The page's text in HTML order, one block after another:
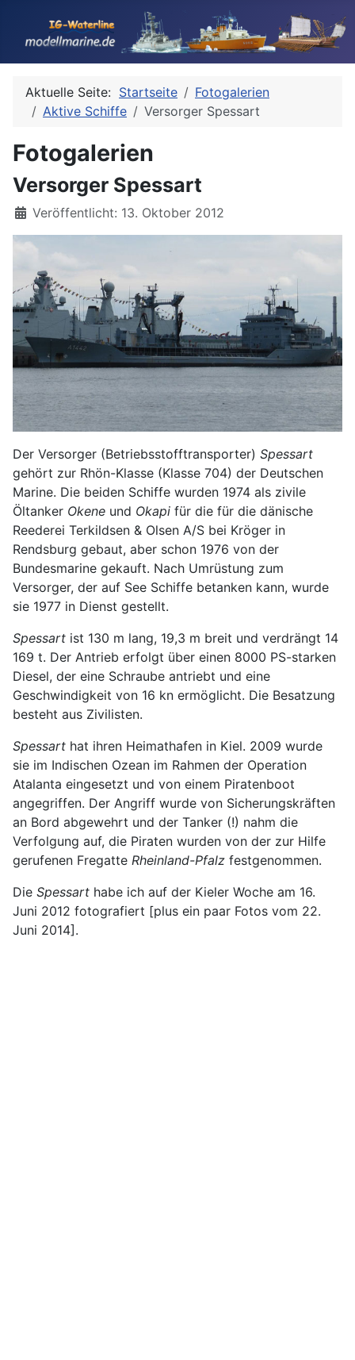
Aktuelle Seite: Startseite
Fotogalerien
Aktive Schiffe
Versorger Spessart
Fotogalerien
Versorger Spessart
Details
Veröffentlicht: 13. Oktober 2012
Der Versorger (Betriebsstofftransporter) Spessart
gehört zur Rhön-Klasse (Klasse 704) der Deutschen
Marine. Die beiden Schiffe wurden 1974 als zivile
Öltanker Okene und Okapi für die für die dänische
Reederei Terkildsen & Olsen A/S bei Kröger in
Rendsburg gebaut, aber schon 1976 von der
Bundesmarine gekauft. Nach Umrüstung zum
Versorger, der auf See Schiffe betanken kann, wurde
sie 1977 in Dienst gestellt.
Spessart ist 130 m lang, 19,3 m breit und verdrängt 14
169 t. Der Antrieb erfolgt über einen 8000 PS-starken
Diesel, der eine Schraube antriebt und eine
Geschwindigkeit von 16 kn ermöglicht. Die Besatzung
besteht aus Zivilisten.
Spessart hat ihren Heimathafen in Kiel. 2009 wurde
sie im Indischen Ozean im Rahmen der Operation
Atalanta eingesetzt und von einem Piratenboot
angegriffen. Der Angriff wurde von Sicherungskräften
an Bord abgewehrt und der Tanker (!) nahm die
Verfolgung auf, die Piraten wurden von der zur Hilfe
gerufenen Fregatte Rheinland-Pfalz festgenommen.
Die Spessart habe ich auf der Kieler Woche am 16.
Juni 2012 fotografiert [plus ein paar Fotos vom 22.
Juni 2014].